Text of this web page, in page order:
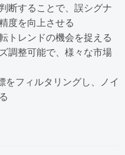
断することで、誤シグナ
度を向上させる
トレンドの機会を捉える
調整可能で、様々な市場
フィルタリングし、ノイ